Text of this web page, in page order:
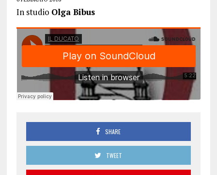
In studio Olga Bibus
SHARE
TWEET